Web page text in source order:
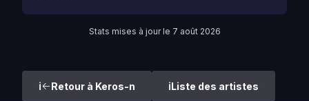
Stats mises à jour le 7 août 2026
Retour à Keros-n Liste des artistes